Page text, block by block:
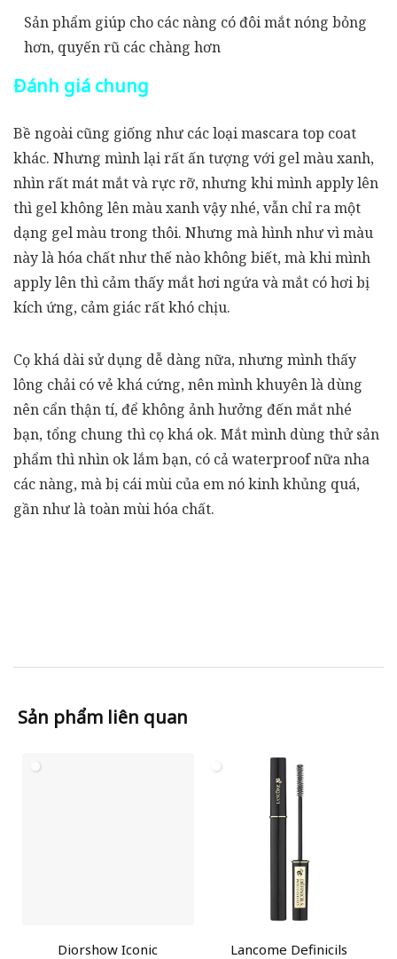
Sản phẩm giúp cho các nàng có đôi mắt nóng bỏng
hơn, quyến rũ các chàng hơn
Đánh giá chung
Bề ngoài cũng giống như các loại mascara top coat
khác. Nhưng mình lại rất ấn tượng với gel màu xanh,
nhìn rất mát mắt và rực rỡ, nhưng khi mình apply lên
thì gel không lên màu xanh vậy nhé, vẫn chỉ ra một
dạng gel màu trong thôi. Nhưng mà hình như vì màu
này là hóa chất như thế nào không biết, mà khi mình
apply lên thì cảm thấy mắt hơi ngứa và mắt có hơi bị
kích ứng, cảm giác rất khó chịu.
Cọ khá dài sử dụng dễ dàng nữa, nhưng mình thấy
lông chải có vẻ khá cứng, nên mình khuyên là dùng
nên cẩn thận tí, để không ảnh hưởng đến mắt nhé
bạn, tổng chung thì cọ khá ok. Mắt mình dùng thử sản
phẩm thì nhìn ok lắm bạn, có cả waterproof nữa nha
các nàng, mà bị cái mùi của em nó kinh khủng quá,
gần như là toàn mùi hóa chất.
Sản phẩm liên quan
Diorshow Iconic
Lancome Definicils